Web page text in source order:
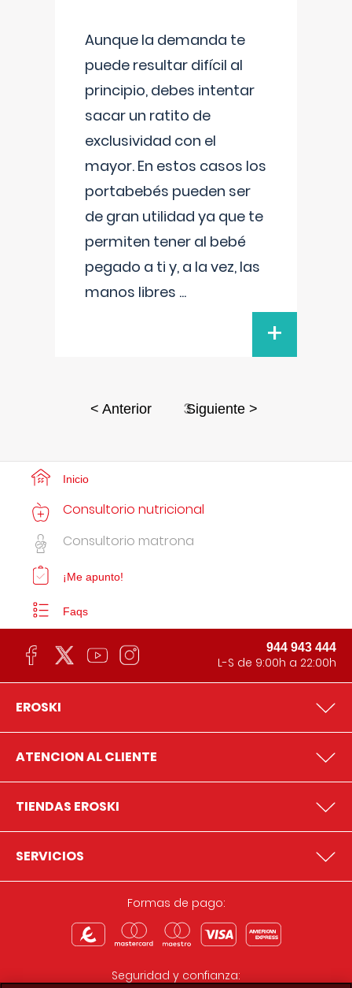
Aunque la demanda te
puede resultar difícil al
principio, debes intentar
sacar un ratito de
exclusividad con el
mayor. En estos casos los
portabebés pueden ser
de gran utilidad ya que te
permiten tener al bebé
pegado a ti y, a la vez, las
manos libres ...
+
< Anterior 3Siguiente >
Inicio
Consultorio nutricional
Consultorio matrona
¡Me apunto!
Faqs
944 943 444
L-S de 9:00h a 22:00h
EROSKI
ATENCION AL CLIENTE
TIENDAS EROSKI
SERVICIOS
Formas de pago:
Seguridad y confianza: